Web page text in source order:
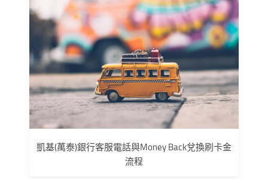
凱基(萬泰)銀行客服電話與Money Back兌換刷卡金
流程